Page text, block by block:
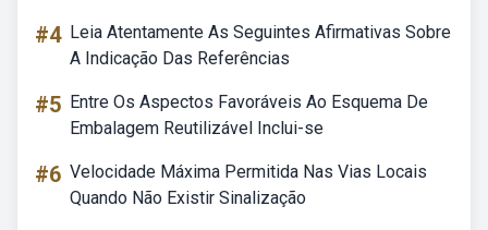
#4 Leia Atentamente As Seguintes Afirmativas Sobre
A Indicação Das Referências
#5 Entre Os Aspectos Favoráveis Ao Esquema De
Embalagem Reutilizável Inclui-se
#6 Velocidade Máxima Permitida Nas Vias Locais
Quando Não Existir Sinalização